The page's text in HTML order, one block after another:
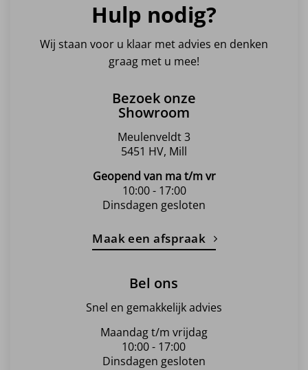
Hulp nodig?
Wij staan voor u klaar met advies en denken
graag met u mee!
Bezoek onze
Showroom
Meulenveldt 3
5451 HV, Mill
Geopend van ma t/m vr
10:00 - 17:00
Dinsdagen gesloten
Maak een afspraak
Bel ons
Snel en gemakkelijk advies
Maandag t/m vrijdag
10:00 - 17:00
Dinsdagen gesloten